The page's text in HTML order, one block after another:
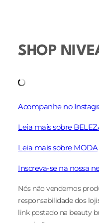
SHOP
Acompanhe no
Leia mais sobre
Leia mais sobre MODA
Inscreva-se na nossa
Nós não vendemos
responsabilidade dos
link postado na beauty